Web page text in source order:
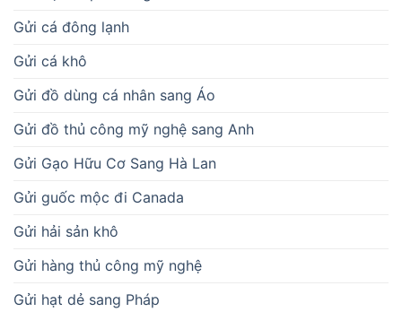
Gửi cá đông lạnh
Gửi cá khô
Gửi đồ dùng cá nhân sang Áo
Gửi đồ thủ công mỹ nghệ sang Anh
Gửi Gạo Hữu Cơ Sang Hà Lan
Gửi guốc mộc đi Canada
Gửi hải sản khô
Gửi hàng thủ công mỹ nghệ
Gửi hạt dẻ sang Pháp